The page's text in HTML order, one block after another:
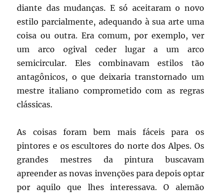
diante das mudanças. E só aceitaram o novo
estilo parcialmente, adequando à sua arte uma
coisa ou outra. Era comum, por exemplo, ver
um arco ogival ceder lugar a um arco
semicircular. Eles combinavam estilos tão
antagônicos, o que deixaria transtornado um
mestre italiano comprometido com as regras
clássicas.
As coisas foram bem mais fáceis para os
pintores e os escultores do norte dos Alpes. Os
grandes mestres da pintura buscavam
apreender as novas invenções para depois optar
por aquilo que lhes interessava. O alemão